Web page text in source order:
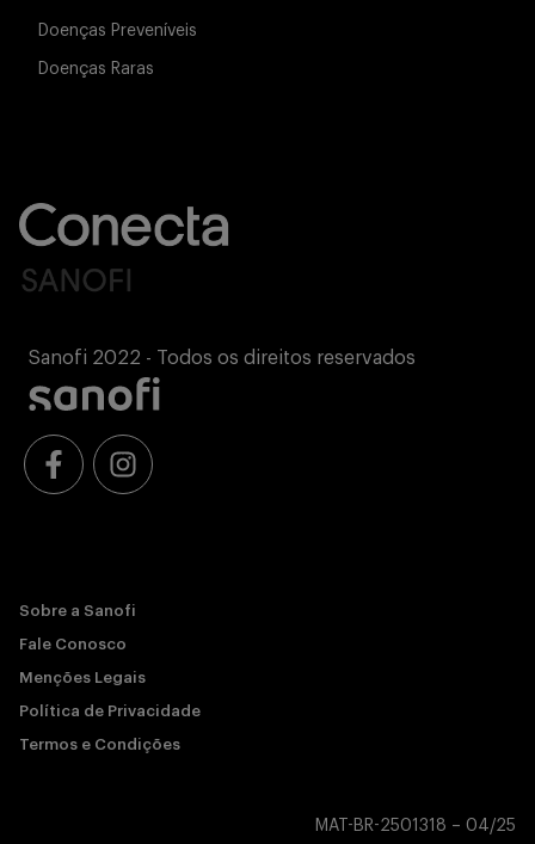
Doenças Preveníveis
Doenças Raras
Sanofi 2022 - Todos os direitos reservados
Sobre a Sanofi
Fale Conosco
Menções Legais
Política de Privacidade
Termos e Condições
MAT-BR-2501318 – 04/25